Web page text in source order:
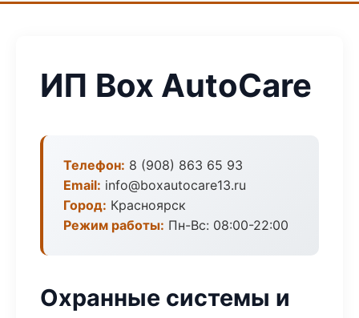
ИП Box AutoCare
Телефон: 8 (908) 863 65 93
Email: info@boxautocare13.ru
Город: Красноярск
Режим работы: Пн-Вс: 08:00-22:00
Охранные системы и